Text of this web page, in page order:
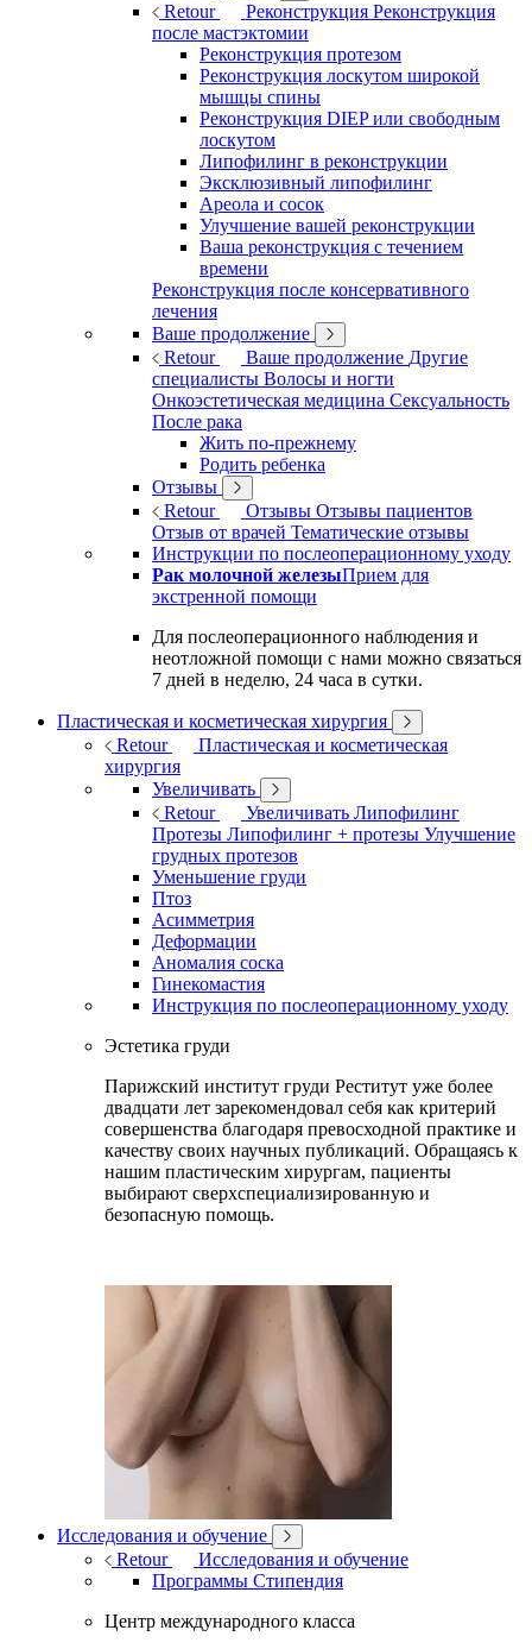
Retour
Реконструкция Реконструкция
после мастэктомии
Реконструкция протезом
Реконструкция лоскутом широкой
мышцы спины
Реконструкция DIEP или свободным
лоскутом
Липофилинг в реконструкции
Эксклюзивный липофилинг
Ареола и сосок
Улучшение вашей реконструкции
Ваша реконструкция с течением
времени
Реконструкция после консервативного
лечения
Ваше продолжение
Retour
Ваше продолжение Другие
специалисты Волосы и ногти
Онкоэстетическая медицина Сексуальность
После рака
Жить по-прежнему
Родить ребенка
Отзывы
Retour
Отзывы Отзывы пациентов
Отзыв от врачей Тематические отзывы
Инструкции по послеоперационному уходу
Рак молочной железыПрием для
экстренной помощи
Для послеоперационного наблюдения и
неотложной помощи с нами можно связаться
7 дней в неделю, 24 часа в сутки.
Пластическая и косметическая хирургия
Retour
Пластическая и косметическая
хирургия
Увеличивать
Retour
Увеличивать Липофилинг
Протезы Липофилинг + протезы Улучшение
грудных протезов
Уменьшение груди
Птоз
Асимметрия
Деформации
Аномалия соска
Гинекомастия
Инструкция по послеоперационному уходу
Эстетика груди
Парижский институт груди Реститут уже более
двадцати лет зарекомендовал себя как критерий
совершенства благодаря превосходной практике и
качеству своих научных публикаций. Обращаясь к
нашим пластическим хирургам, пациенты
выбирают сверхспециализированную и
безопасную помощь.
Исследования и обучение
Retour
Исследования и обучение
Программы Стипендия
Центр международного класса